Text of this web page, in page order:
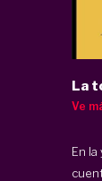
La
Ve
En